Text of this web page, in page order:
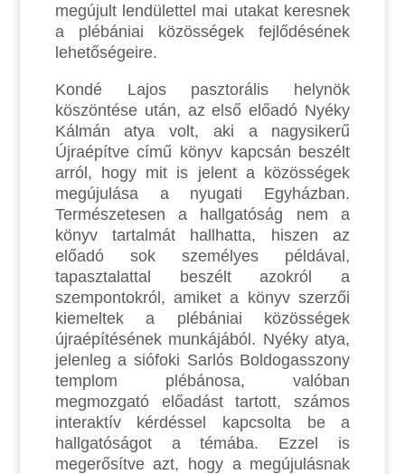
megújult lendülettel mai utakat keresnek
a plébániai közösségek fejlődésének
lehetőségeire.
Kondé Lajos pasztorális helynök
köszöntése után, az első előadó Nyéky
Kálmán atya volt, aki a nagysikerű
Újraépítve című könyv kapcsán beszélt
arról, hogy mit is jelent a közösségek
megújulása a nyugati Egyházban.
Természetesen a hallgatóság nem a
könyv tartalmát hallhatta, hiszen az
előadó sok személyes példával,
tapasztalattal beszélt azokról a
szempontokról, amiket a könyv szerzői
kiemeltek a plébániai közösségek
újraépítésének munkájából. Nyéky atya,
jelenleg a siófoki Sarlós Boldogasszony
templom plébánosa, valóban
megmozgató előadást tartott, számos
interaktív kérdéssel kapcsolta be a
hallgatóságot a témába. Ezzel is
megerősítve azt, hogy a megújulásnak